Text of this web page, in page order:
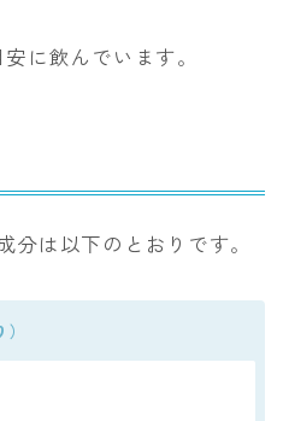
に飲んでいます。
は以下のとおりです。